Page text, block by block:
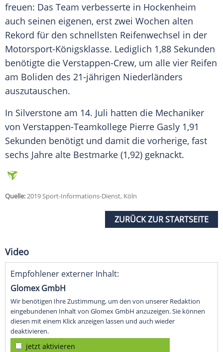
freuen: Das Team verbesserte in Hockenheim
auch seinen eigenen, erst zwei Wochen alten
Rekord für den schnellsten Reifenwechsel in der
Motorsport-Königsklasse. Lediglich 1,88 Sekunden
benötigte die Verstappen-Crew, um alle vier Reifen
am Boliden des 21-jährigen Niederländers
auszutauschen.
In Silverstone am 14. Juli hatten die Mechaniker
von Verstappen-Teamkollege Pierre Gasly 1,91
Sekunden benötigt und damit die vorherige, fast
sechs Jahre alte Bestmarke (1,92) geknackt.
Quelle:2019 Sport-Informations-Dienst, Köln
ZURÜCK ZUR STARTSEITE
Video
Empfohlener externer Inhalt:
Glomex GmbH
Wir benötigen Ihre Zustimmung, um den von unserer Redaktion
eingebundenen Inhalt von Glomex GmbH anzuzeigen. Sie können
diesen mit einem Klick anzeigen lassen und auch wieder
deaktivieren.
jetzt aktivieren